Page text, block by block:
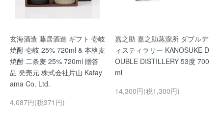
玄海酒造 藤居酒造 ギフト 壱岐
焼酎 壱岐 25% 720ml & 本格麦
焼酎 二条麦 25% 720ml 贈答
品 発売元 株式会社片山 Katay
ama Co. Ltd.
4,087円(税371円)
嘉之助 嘉之助蒸溜所 ダブルデ
ィスティラリー KANOSUKE D
OUBLE DISTILLERY 53度 700
ml
14,300円(税1,300円)